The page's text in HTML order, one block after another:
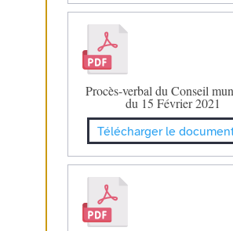
Procès-verbal du Conseil
du 15 Février 2021
Télécharger le